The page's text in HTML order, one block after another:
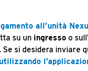
all’unità
su un ingresso o
si desidera inviare